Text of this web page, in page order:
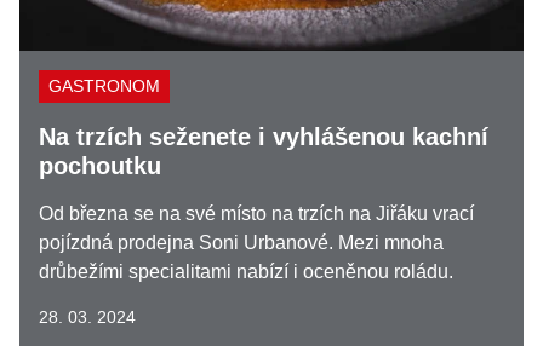
GASTRONOM
Na trzích seženete i vyhlášenou kachní
pochoutku
Od března se na své místo na trzích na Jiřáku vrací
pojízdná prodejna Soni Urbanové. Mezi mnoha
drůbežími specialitami nabízí i oceněnou roládu.
28. 03. 2024